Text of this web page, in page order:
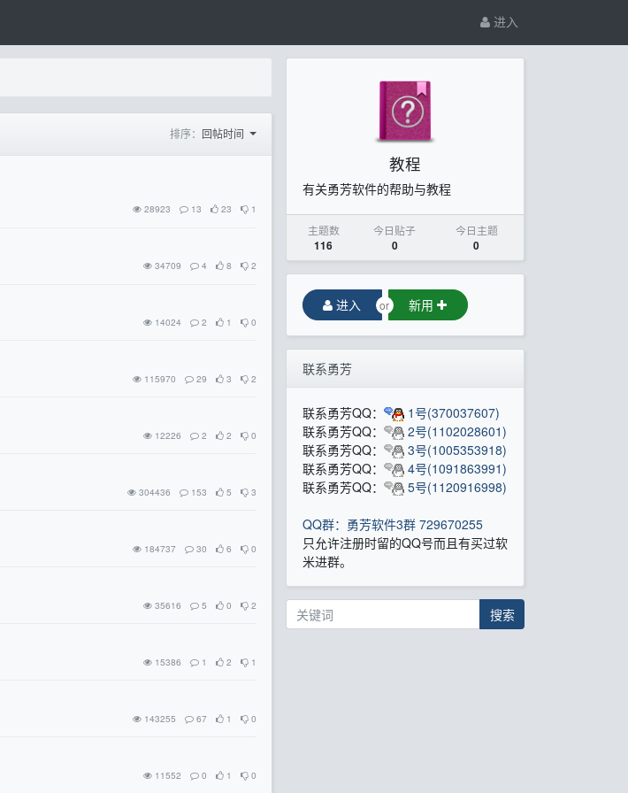
进入
排序： 回帖时间
28923 13 23 1
34709 4 8 2
14024 2 1 0
115970 29 3 2
12226 2 2 0
304436 153 5 3
184737 30 6 0
35616 5 0 2
15386 1 2 1
143255 67 1 0
11552 0 1 0
教程
有关勇芳软件的帮助与教程
主题数
116
今日贴子
0
今日主题
0
进入 新用
or
联系勇芳
联系勇芳QQ：
1号(370037607)
联系勇芳QQ：
2号(1102028601)
联系勇芳QQ：
3号(1005353918)
联系勇芳QQ：
4号(1091863991)
联系勇芳QQ：
5号(1120916998)
QQ群：勇芳软件3群 729670255
只允许注册时留的QQ号而且有买过软
米进群。
搜索